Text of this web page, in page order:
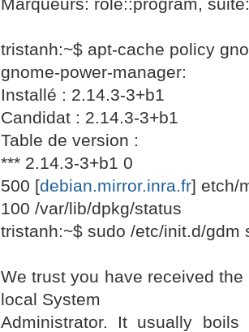
tristanh:~$ apt-cache policy
gnome-power-manager:
Installé : 2.14.3-3+b1
Candidat : 2.14.3-3+b1
Table de version :
*** 2.14.3-3+b1 0
500 [debian.mirror.inra.fr] etch/
100 /var/lib/dpkg/status
tristanh:~$ sudo /etc/init.d/gdm
We trust you have received
local System
Administrator. It usually